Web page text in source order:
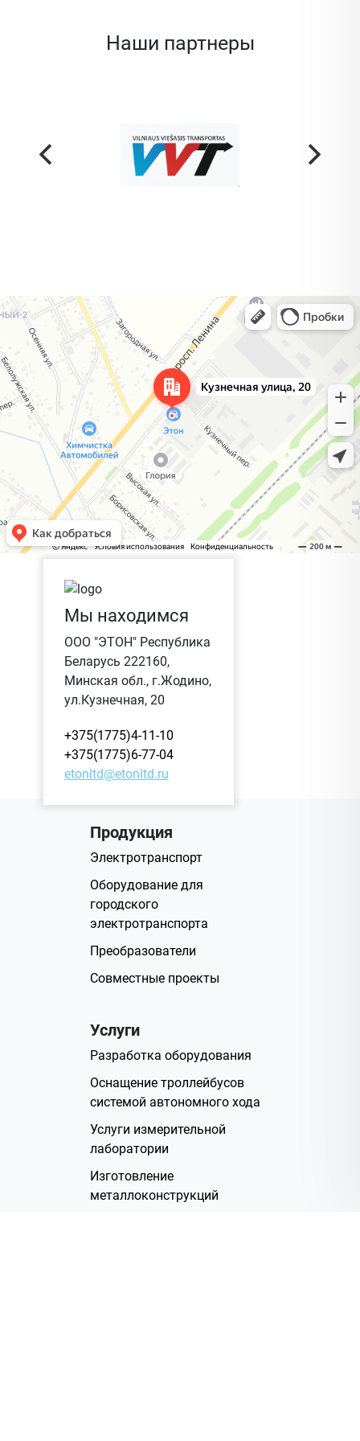
Наши партнеры
Жодино
Кузнечная улица, 20 — Яндекс Карты
Мы находимся
ООО "ЭТОН" Республика
Беларусь 222160,
Минская обл., г.Жодино,
ул.Кузнечная, 20
+375(1775)4-11-10
+375(1775)6-77-04
etonltd@etonltd.ru
Продукция
Электротранспорт
Оборудование для
городского
электротранспорта
Преобразователи
Совместные проекты
Услуги
Разработка оборудования
Оснащение троллейбусов
системой автономного хода
Услуги измерительной
лаборатории
Изготовление
металлоконструкций